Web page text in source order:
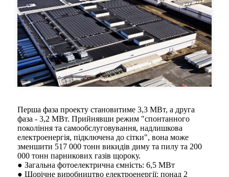
Перша фаза проекту становитиме 3,3 МВт, а друга
фаза - 3,2 МВт. Прийнявши режим "спонтанного
покоління та самообслуговування, надлишкова
електроенергія, підключена до сітки", вона може
зменшити 517 000 тонн викидів диму та пилу та 200
000 тонн парникових газів щороку.
● Загальна фотоелектрична ємність: 6,5 МВт
● Щорічне виробництво електроенергії: понад 2